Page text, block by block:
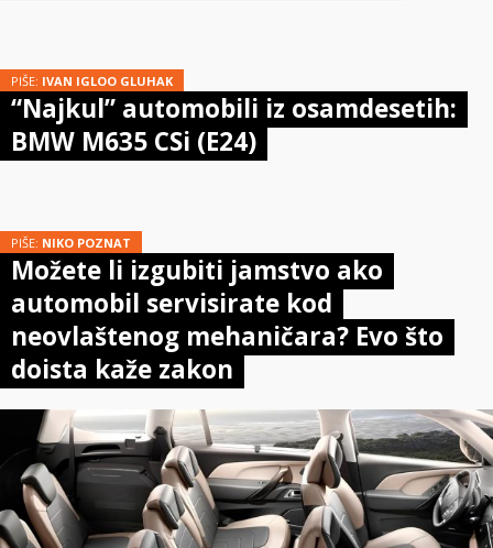
PIŠE: IVAN IGLOO GLUHAK
“Najkul” automobili iz osamdesetih:
BMW M635 CSi (E24)
PIŠE: NIKO POZNAT
Možete li izgubiti jamstvo ako
automobil servisirate kod
neovlaštenog mehaničara? Evo što
doista kaže zakon